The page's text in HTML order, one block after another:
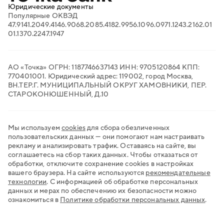
Продажи на маркетплейсах
Торговый эквайринг
Электронный документооборот
Транспортный ЭДО
QR-платежи
Юридические документы
Популярные ОКВЭД
47.9141.2049.4146.9068.2085.4182.9956.1096.0971.1243.2162.01
01.1370.2247.1947
АО «Точка» ОГРН: 1187746637143 ИНН: 9705120864 КПП:
770401001. Юридический адрес: 119002, город Москва,
ВН.ТЕР.Г. МУНИЦИПАЛЬНЫЙ ОКРУГ ХАМОВНИКИ, ПЕР.
СТАРОКОНЮШЕННЫЙ, Д.10
Мы используем cookiesдля сбора обезличенных
пользовательских данных — они помогают нам настраивать
рекламу и анализировать трафик. Оставаясь на сайте, вы
соглашаетесь на сбор таких данных. Чтобы отказаться от
обработки, отключите сохранение cookies в настройках
вашего браузера. На сайте используются рекомендательные
технологии. С информацией об обработке персональных
данных и мерах по обеспечению их безопасности можно
ознакомиться в Политике обработки персональных данных.